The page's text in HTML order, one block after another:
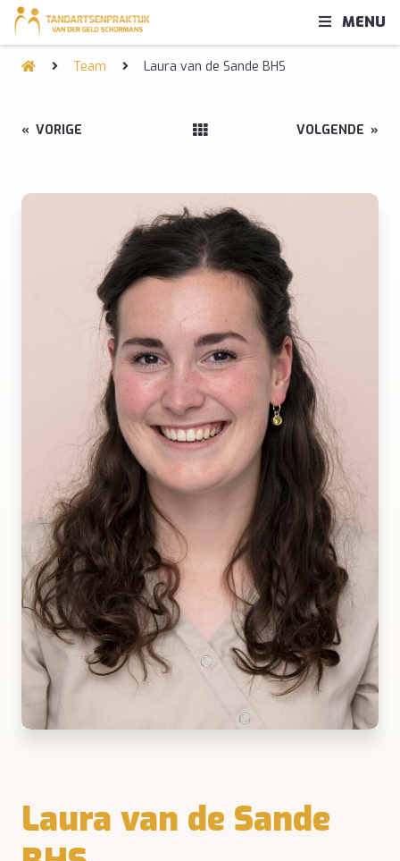
MENU
Team Laura van de Sande BHS
« VORIGE VOLGENDE »
Laura van de Sande